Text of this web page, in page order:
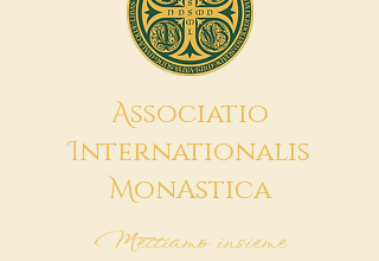
Associatio
Internationalis
MonAstica
Mettiamo insieme